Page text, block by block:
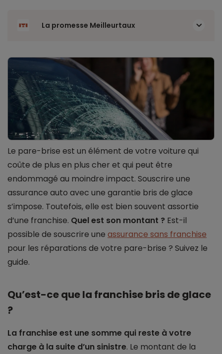
La promesse Meilleurtaux
Le pare-brise est un élément de votre voiture qui
coûte de plus en plus cher et qui peut être
endommagé au moindre impact. Souscrire une
assurance auto avec une garantie bris de glace
s’impose. Toutefois, elle est bien souvent assortie
d’une franchise. Quel est son montant ? Est-il
possible de souscrire une assurance sans franchise
pour les réparations de votre pare-brise ? Suivez le
guide.
Qu’est-ce que la franchise bris de glace
?
La franchise est une somme qui reste à votre
charge à la suite d’un sinistre. Le montant de la